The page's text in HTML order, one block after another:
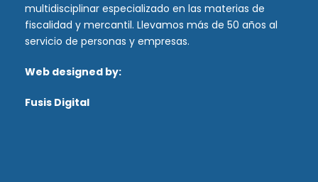
multidisciplinar especializado en las materias de
fiscalidad y mercantil. Llevamos más de 50 años al
servicio de personas y empresas.
Web designed by:
Fusis Digital